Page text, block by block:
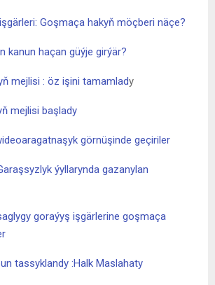
Goşmaça hakyň möçberi näçe?
kanun haçan güýje girýär?
mejlisi : öz işini tamamlady
mejlisi başlady
görnüşinde geçiriler
ýyllarynda gazanylan
goraýyş işgärlerine goşmaça
tassyklandy :Halk Maslahaty